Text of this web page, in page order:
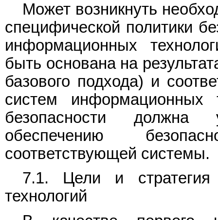
Может возникнуть
специфической политики
информационных
быть основана на
базового подхода) и
систем информационных
безопасности должна
обеспечению
соответствующей системы.
7.1. Цели и стратегия
технологий